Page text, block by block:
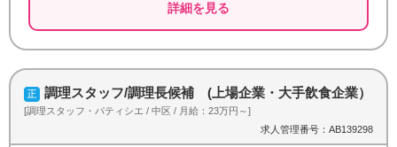
詳細を見る
調理スタッフ/調理長候補 (上場企業・大手飲食企業）
[調理スタッフ・パティシエ / 中区 / 月給：23万円～]
求人管理番号：AB139298